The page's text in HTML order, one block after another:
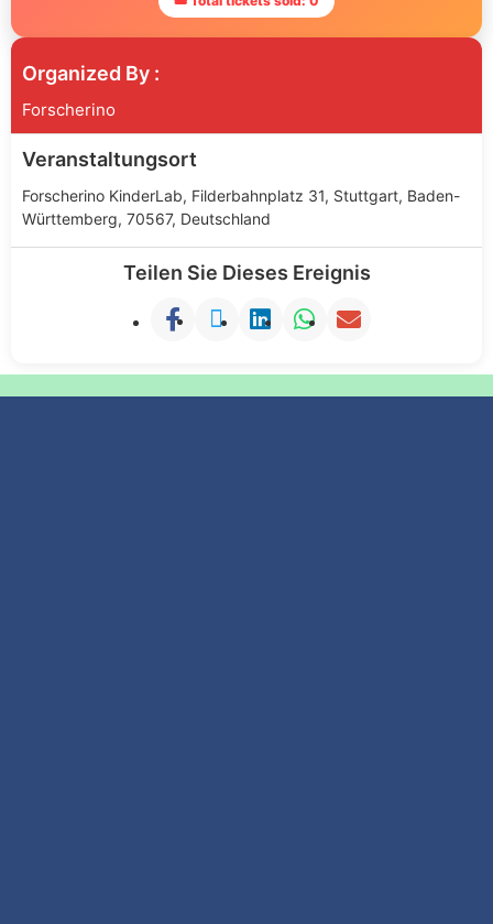
Organized By :
Forscherino
Veranstaltungsort
Forscherino KinderLab, Filderbahnplatz 31, Stuttgart, Baden-
Württemberg, 70567, Deutschland
Teilen Sie Dieses Ereignis